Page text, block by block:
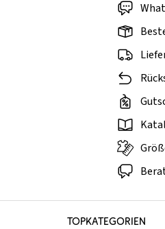
TOPKATEGORIEN